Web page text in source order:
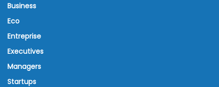
Business
Eco
Entreprise
Executives
Managers
Startups